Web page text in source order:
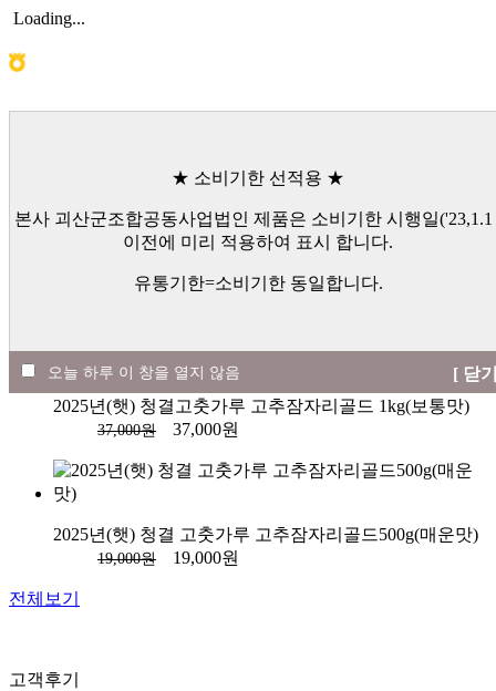
Loading...
★ 소비기한 선적용 ★
본사 괴산군조합공동사업법인 제품은 소비기한 시행일('23,1.1
이전에 미리 적용하여 표시 합니다.
유통기한=소비기한 동일합니다.
오늘 하루 이 창을 열지 않음 [ 닫
New Item
2025년(햇) 청결고춧가루 고추잠자리골드 1kg(보통맛)
37,000원 37,000원
2025년(햇) 청결 고춧가루 고추잠자리골드500g(매운맛)
19,000원 19,000원
전체보기
고객후기